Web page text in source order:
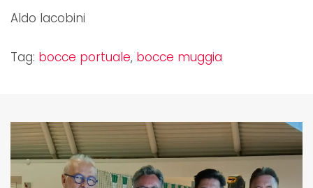
Aldo Iacobini
Tag: bocce portuale, bocce muggia